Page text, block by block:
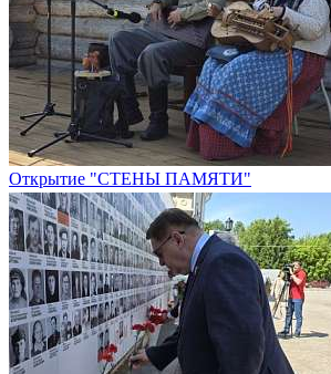
Открытие "СТЕНЫ ПАМЯТИ"